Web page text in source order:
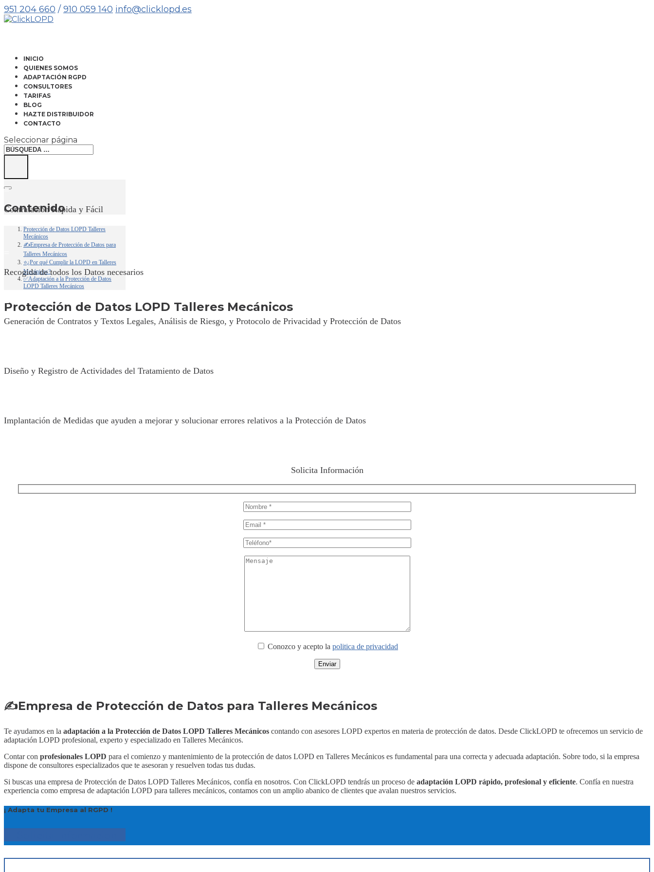
951 204 660 / 910 059 140 info@clicklopd.es
INICIO
QUIENES SOMOS
ADAPTACIÓN RGPD
CONSULTORES
TARIFAS
BLOG
HAZTE DISTRIBUIDOR
CONTACTO
Seleccionar página
Contenido
Protección de Datos LOPD Talleres
Mecánicos
✍Empresa de Protección de Datos para
Talleres Mecánicos
⭐¿Por qué Cumplir la LOPD en Talleres
Mecánicos?
✅Adaptación a la Protección de Datos
LOPD Talleres Mecánicos
Protección de Datos LOPD Talleres Mecánicos
=
Contratación Rápida y Fácil
Recogida de todos los Datos necesarios
=
Generación de Contratos y Textos Legales, Análisis de Riesgo, y Protocolo de Privacidad y Protección de Datos
Diseño y Registro de Actividades del Tratamiento de Datos
Implantación de Medidas que ayuden a mejorar y solucionar errores relativos a la Protección de Datos
Solicita Información
Conozco y acepto la politica de privacidad
Enviar
✍Empresa de Protección de Datos para Talleres Mecánicos
Te ayudamos en la adaptación a la Protección de Datos LOPD Talleres Mecánicos contando con asesores LOPD expertos en materia de protección de datos. Desde ClickLOPD te ofrecemos un servicio de
adaptación LOPD profesional, experto y especializado en Talleres Mecánicos.
Contar con profesionales LOPD para el comienzo y mantenimiento de la protección de datos LOPD en Talleres Mecánicos es fundamental para una correcta y adecuada adaptación. Sobre todo, si la empresa
dispone de consultores especializados que te asesoran y resuelven todas tus dudas.
Si buscas una empresa de Protección de Datos LOPD Talleres Mecánicos, confía en nosotros. Con ClickLOPD tendrás un proceso de adaptación LOPD rápido, profesional y eficiente. Confía en nuestra
experiencia como empresa de adaptación LOPD para talleres mecánicos, contamos con un amplio abanico de clientes que avalan nuestros servicios.
¡ Adapta tu Empresa al RGPD !